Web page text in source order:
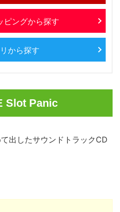
ピングから探す
から探す
Slot Panic
出したサウンドトラックCD